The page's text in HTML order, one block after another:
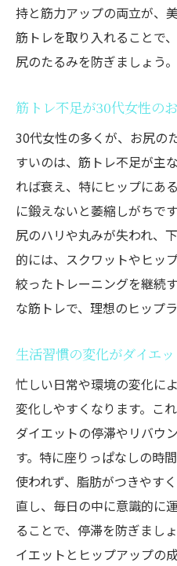
正しい姿勢がヒッ
支える理由
日常生活で実践で
筋トレとストレッ
ワケ
生活習慣の見直
させる方法
ダイエット習慣と
へ
たった5分自宅ででき
プ筋トレメニュー3選
自宅で気軽に始
ップ術
ダイエット効果
れ
スキマ時間にで
魅力
ダイエット目線
自宅筋トレでお尻
持と筋力アップの両立が、
筋トレを取り入れることで
尻のたるみを防ぎましょう。
筋トレ不足が30代女性の
30代女性の多くが、お尻の
すいのは、筋トレ不足が主
れば衰え、特にヒップにあ
に鍛えないと萎縮しがちで
尻のハリや丸みが失われ、
的には、スクワットやヒッ
絞ったトレーニングを継続
な筋トレで、理想のヒップ
生活習慣の変化がダイエ
忙しい日常や環境の変化に
変化しやすくなります。こ
ダイエットの停滞やリバウ
す。特に座りっぱなしの時
使われず、脂肪がつきやす
直し、毎日の中に意識的に
ることで、停滞を防ぎまし
イエットとヒップアップの